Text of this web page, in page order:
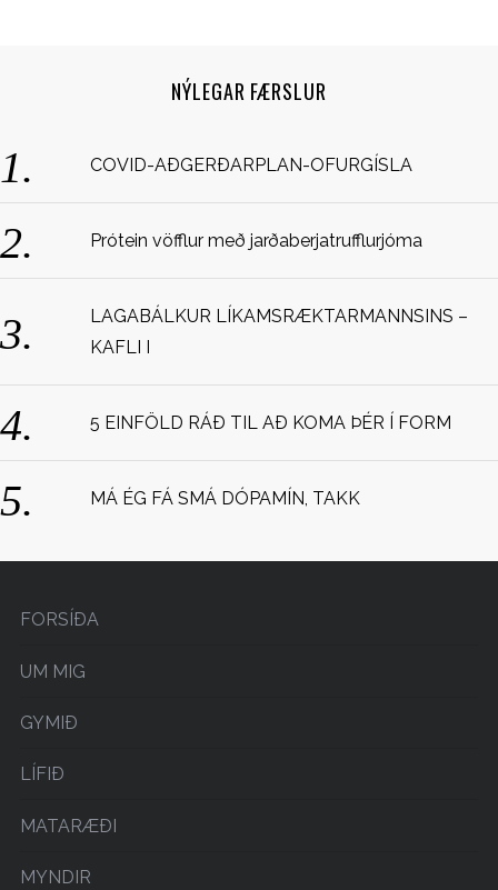
NÝLEGAR FÆRSLUR
COVID-AÐGERÐARPLAN-OFURGÍSLA
Prótein vöfflur með jarðaberjatrufflurjóma
LAGABÁLKUR LÍKAMSRÆKTARMANNSINS –
KAFLI I
5 EINFÖLD RÁÐ TIL AÐ KOMA ÞÉR Í FORM
MÁ ÉG FÁ SMÁ DÓPAMÍN, TAKK
FORSÍÐA
UM MIG
GYMIÐ
LÍFIÐ
MATARÆÐI
MYNDIR
S
r
f
o
: